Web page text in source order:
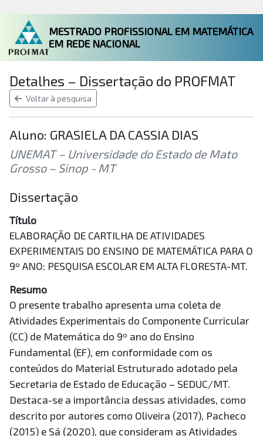
MESTRADO PROFISSIONAL EM MATEMÁTICA
EM REDE NACIONAL
Detalhes – Dissertação do PROFMAT
Voltar à pesquisa
Aluno: GRASIELA DA CASSIA DIAS
UNEMAT – Universidade do Estado de Mato
Grosso – Sinop - MT
Dissertação
Título
ELABORAÇÃO DE CARTILHA DE ATIVIDADES
EXPERIMENTAIS DO ENSINO DE MATEMÁTICA PARA O
9º ANO: PESQUISA ESCOLAR EM ALTA FLORESTA-MT.
Resumo
O presente trabalho apresenta uma coleta de
Atividades Experimentais do Componente Curricular
(CC) de Matemática do 9º ano do Ensino
Fundamental (EF), em conformidade com os
conteúdos do Material Estruturado adotado pela
Secretaria de Estado de Educação – SEDUC/MT.
Destaca-se a importância dessas atividades, como
descrito por autores como Oliveira (2017), Pacheco
(2015) e Sá (2020), que consideram as Atividades